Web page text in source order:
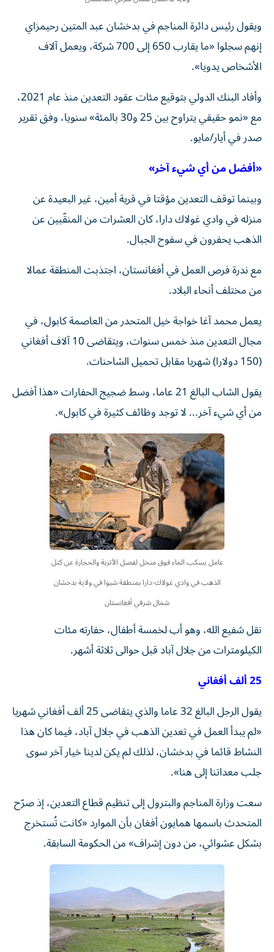
ويقول رئيس دائرة المناجم في بدخشان عبد المتين رحيمزاي
إنهم سجلوا «ما يقارب 650 إلى 700 شركة، ويعمل آلاف
الأشخاص يدويا».
وأفاد البنك الدولي بتوقيع مئات عقود التعدين منذ عام 2021،
مع «نمو حقيقي يتراوح بين 25 و30 بالمئة» سنويا، وفق تقرير
صدر في أيار/مايو.
«أفضل من أي شيء آخر»
وبينما توقف التعدين مؤقتا في قرية أمين، غير البعيدة عن
منزله في وادي غولاك دارا، كان العشرات من المنقّبين عن
الذهب يحفرون في سفوح الجبال.
مع ندرة فرص العمل في أفغانستان، اجتذبت المنطقة عمالا
من مختلف أنحاء البلاد.
يعمل محمد آغا خواجة خيل المتحدر من العاصمة كابول، في
مجال التعدين منذ خمس سنوات، ويتقاضى 10 آلاف أفغاني
(150 دولارا) شهريا مقابل تحميل الشاحنات.
يقول الشاب البالغ 21 عاما، وسط ضجيج الحفارات «هذا أفضل
من أي شيء آخر... لا توجد وظائف كثيرة في كابول».
عامل يسكب الماء فوق منخل لفصل الأتربة والحجارة عن كتل
الذهب في وادي غولاك-دارا بمنطقة شيوا في ولاية بدخشان
شمال شرقي أفغانستان
نقل شفيع الله، وهو أب لخمسة أطفال، حفارته مئات
الكيلومترات من جلال آباد قبل حوالى ثلاثة أشهر.
25 ألف أفغاني
يقول الرجل البالغ 32 عاما والذي يتقاضى 25 ألف أفغاني شهريا
«لم يبدأ العمل في تعدين الذهب في جلال آباد، فيما كان هذا
النشاط قائما في بدخشان، لذلك لم يكن لدينا خيار آخر سوى
جلب معداتنا إلى هنا».
سعت وزارة المناجم والبترول إلى تنظيم قطاع التعدين، إذ صرّح
المتحدث باسمها همايون أفغان بأن الموارد «كانت تُستخرج
بشكل عشوائي، من دون إشراف» من الحكومة السابقة.